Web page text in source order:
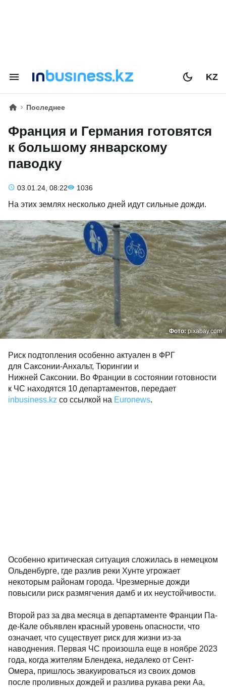
KZ
Последнее
Франция и Германия готовятся
к большому январскому
паводку
03.01.24, 08:22 1036
На этих землях несколько дней идут сильные дожди.
Фото:pixabay.com
Риск подтопления особенно актуален в ФРГ
для Саксонии-Анхальт, Тюрингии и
Нижней Саксонии. Во Франции в состоянии готовности
к ЧС находятся 10 департаментов, передает
inbusiness.kz со ссылкой на Euronews.
Особенно критическая ситуация сложилась в немецком
Ольденбурге, где разлив реки Хунте угрожает
некоторым районам города. Чрезмерные дожди
повысили риск размягчения дамб и их неустойчивости.
Второй раз за два месяца в департаменте Франции Па-
де-Кале объявлен красный уровень опасности, что
означает, что существует риск для жизни из-за
наводнения. Первая ЧС произошла еще в ноябре 2023
года, когда жителям Блендека, недалеко от Сент-
Омера, пришлось эвакуироваться из своих домов
после проливных дождей и разлива рукава реки Аа,